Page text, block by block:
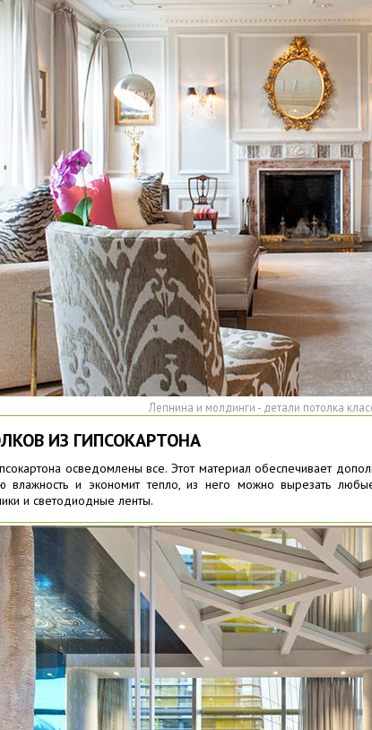
Лепнина и молдинги - детали потолка
ИЗ ГИПСОКАРТОНА
осведомлены все. Этот материал обеспечивает
влажность и экономит тепло, из него можно вырезать
и светодиодные ленты.